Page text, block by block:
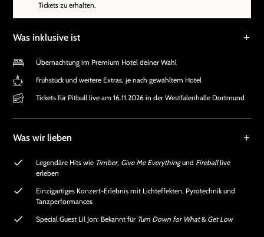
Tickets zu erhalten.
Was inklusive ist
Übernachtung im Premium Hotel deiner Wahl
Frühstück und weitere Extras, je nach gewähltem Hotel
Tickets für Pitbull live am 16.11.2026 in der Westfalenhalle Dortmund
Was wir lieben
Legendäre Hits wie Timber, Give Me Everythingund Fireballlive
erleben
Einzigartiges Konzert-Erlebnis mit Lichteffekten, Pyrotechnik und
Tanzperformances
Special Guest Lil Jon: Bekannt für Turn Down for What& Get Low